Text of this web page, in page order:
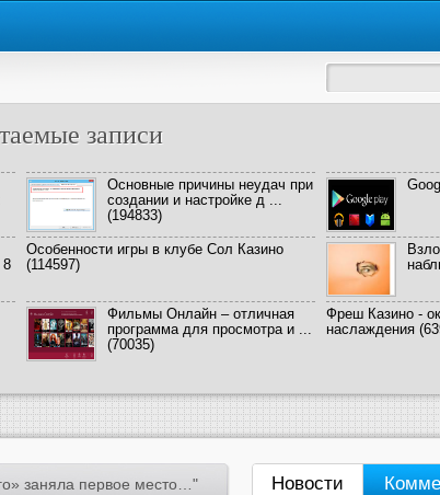
записи
Основные причины неудач при
создании и настройке д ...
(194833)
8
Особенности игры в клубе Сол Казино
(114597)
Фильмы Онлайн – отличная
программа для просмотра и ...
(70035)
Фреш Казино -
наслаждения
заняла первое место…" Новости